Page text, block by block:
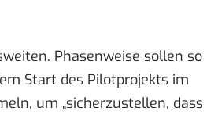
Phasenweise sollen so
Start des Pilotprojekts im
um „sicherzustellen, dass